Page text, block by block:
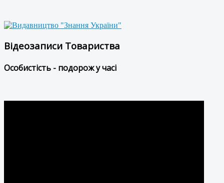
Відеозаписи Товариства
Особистість - подорож у часі